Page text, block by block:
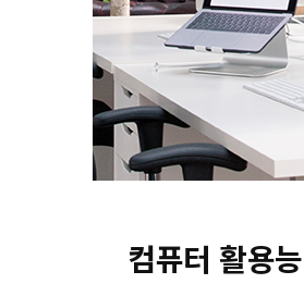
컴퓨터 활용